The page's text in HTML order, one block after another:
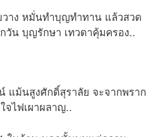
าง หมั่นทำบุญทำทาน แล้วสวด
วัน บุญรักษา เทวดาคุ้มครอง..
แม้นสูงศักดิ์สุราลัย จะจากพราก
จไฟเผาผลาญ..